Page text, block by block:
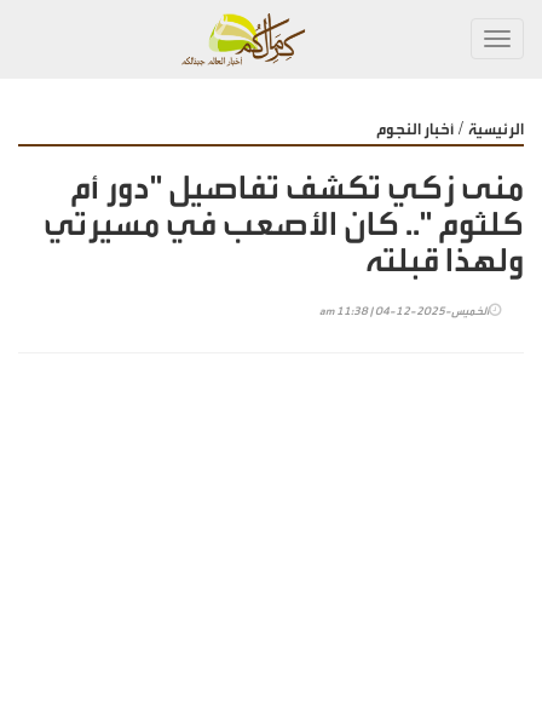
الرئيسية / أخبار النجوم
منى زكي تكشف تفاصيل "دور أم
كلثوم ".. كان الأصعب في مسيرتي
ولهذا قبلته
الخميس-2025-12-04 | 11:38 am